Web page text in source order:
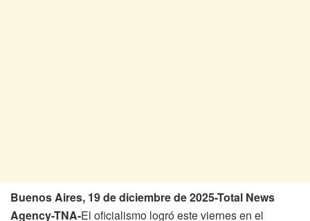
Buenos Aires, 19 de diciembre de 2025-Total News
Agency-TNA-El oficialismo logró este viernes en el